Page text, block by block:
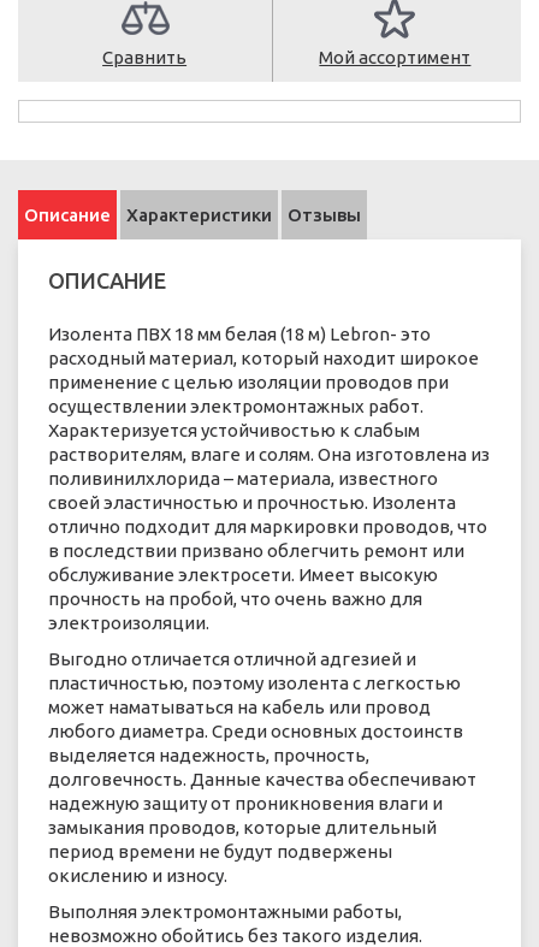
Сравнить Мой ассортимент
Описание Характеристики Отзывы
ОПИСАНИЕ
Изолента ПВХ 18 мм белая (18 м) Lebron- это
расходный материал, который находит широкое
применение с целью изоляции проводов при
осуществлении электромонтажных работ.
Характеризуется устойчивостью к слабым
растворителям, влаге и солям. Она изготовлена из
поливинилхлорида – материала, известного
своей эластичностью и прочностью. Изолента
отлично подходит для маркировки проводов, что
в последствии призвано облегчить ремонт или
обслуживание электросети. Имеет высокую
прочность на пробой, что очень важно для
электроизоляции.
Выгодно отличается отличной адгезией и
пластичностью, поэтому изолента с легкостью
может наматываться на кабель или провод
любого диаметра. Среди основных достоинств
выделяется надежность, прочность,
долговечность. Данные качества обеспечивают
надежную защиту от проникновения влаги и
замыкания проводов, которые длительный
период времени не будут подвержены
окислению и износу.
Выполняя электромонтажными работы,
невозможно обойтись без такого изделия.